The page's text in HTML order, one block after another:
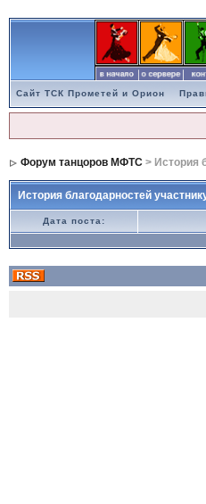
Сайт ТСК Прометей и Орион
Форум танцоров МФТС> История
История благодарностей
Дата поста: